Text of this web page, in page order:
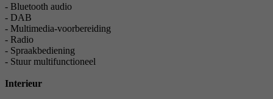
- Bluetooth audio
- DAB
- Multimedia-voorbereiding
- Radio
- Spraakbediening
- Stuur multifunctioneel
Interieur